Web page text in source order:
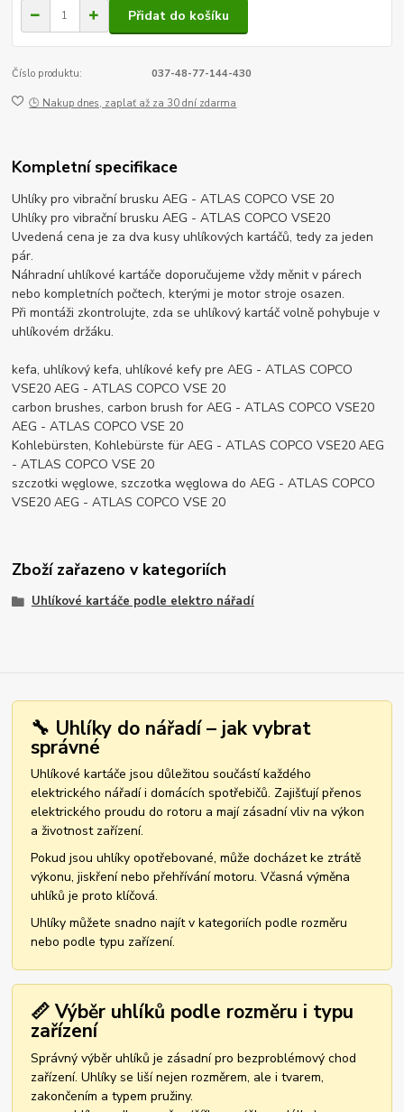
Přidat do košíku
Číslo produktu: 037-48-77-144-430
🕒 Nakup dnes, zaplať až za 30 dní zdarma
Kompletní specifikace
Uhlíky pro vibrační brusku AEG - ATLAS COPCO VSE 20
Uhlíky pro vibrační brusku AEG - ATLAS COPCO VSE20
Uvedená cena je za dva kusy uhlíkových kartáčů, tedy za jeden
pár.
Náhradní uhlíkové kartáče doporučujeme vždy měnit v párech
nebo kompletních počtech, kterými je motor stroje osazen.
Při montáži zkontrolujte, zda se uhlíkový kartáč volně pohybuje v
uhlíkovém držáku.
kefa, uhlíkový kefa, uhlíkové kefy pre AEG - ATLAS COPCO
VSE20 AEG - ATLAS COPCO VSE 20
carbon brushes, carbon brush for AEG - ATLAS COPCO VSE20
AEG - ATLAS COPCO VSE 20
Kohlebürsten, Kohlebürste für AEG - ATLAS COPCO VSE20 AEG
- ATLAS COPCO VSE 20
szczotki węglowe, szczotka węglowa do AEG - ATLAS COPCO
VSE20 AEG - ATLAS COPCO VSE 20
Zboží zařazeno v kategoriích
Uhlíkové kartáče podle elektro nářadí
🔧 Uhlíky do nářadí – jak vybrat
správné
Uhlíkové kartáče jsou důležitou součástí každého
elektrického nářadí i domácích spotřebičů. Zajišťují přenos
elektrického proudu do rotoru a mají zásadní vliv na výkon
a životnost zařízení.
Pokud jsou uhlíky opotřebované, může docházet ke ztrátě
výkonu, jiskření nebo přehřívání motoru. Včasná výměna
uhlíků je proto klíčová.
Uhlíky můžete snadno najít v kategoriích podle rozměru
nebo podle typu zařízení.
📏 Výběr uhlíků podle rozměru i typu
zařízení
Správný výběr uhlíků je zásadní pro bezproblémový chod
zařízení. Uhlíky se liší nejen rozměrem, ale i tvarem,
zakončením a typem pružiny.